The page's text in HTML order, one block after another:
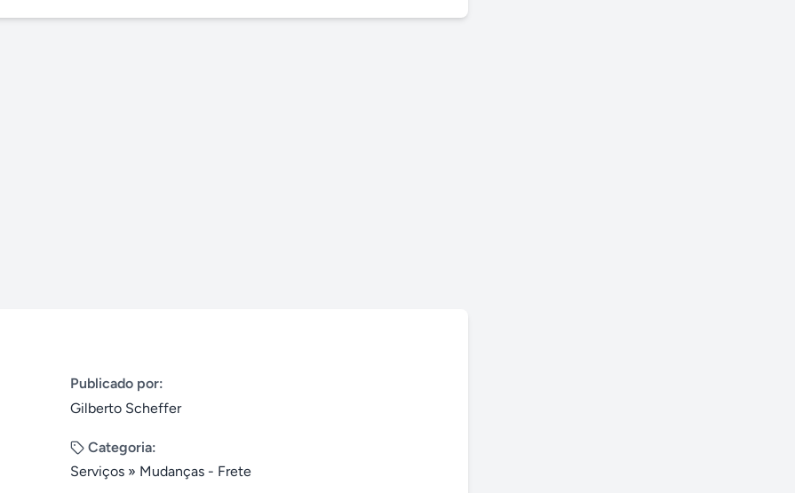
Publicado por:
Gilberto Scheffer
Categoria:
Serviços » Mudanças - Frete